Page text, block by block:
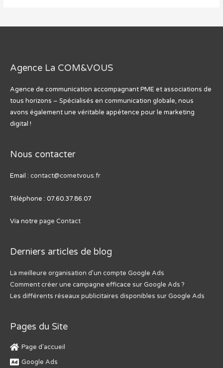
Agence La COM&VOUS
Agence de communication accompagnant PME et associations de
tous horizons – Spécialisés en communication globale, nous
avons également une véritable appétence pour le marketing
digital !
Nous contacter
Email : contact@cometvous.fr
Téléphone : 07.60.37.86.07
Via notre page Contact
Derniers articles de blog
La meilleure organisation d’un compte Google Ads
Comment créer une campagne efficace sur Google Ads ?
Les différents réseaux publicitaires disponibles sur Google Ads
Pages du Site
Page d'accueil
Google Ads